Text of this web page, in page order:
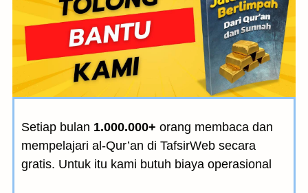
Setiap bulan 1.000.000+ orang membaca dan
mempelajari al-Qur’an di TafsirWeb secara
gratis. Untuk itu kami butuh biaya operasional